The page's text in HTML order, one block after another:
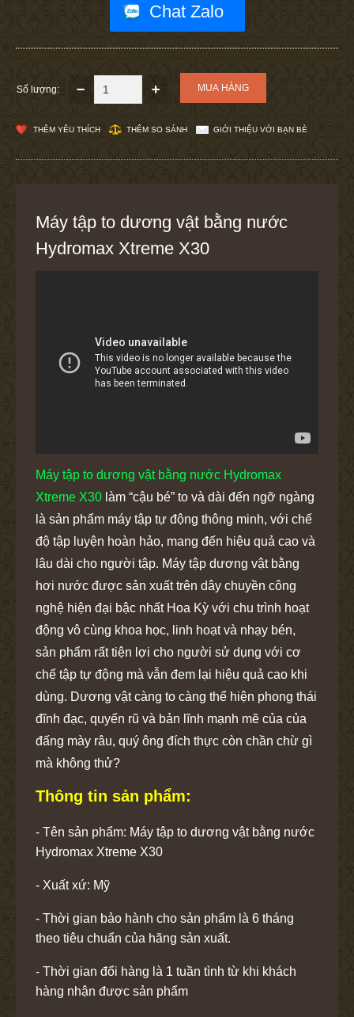
Chat Zalo
Số lượng:
THÊM YÊU THÍCH THÊM SO SÁNH GIỚI THIỆU VỚI BẠN BÈ
Máy tập to dương vật bằng nước
Hydromax Xtreme X30
Máy tập to dương vật bằng nước Hydromax
Xtreme X30 làm “cậu bé” to và dài đến ngỡ ngàng
là sản phẩm máy tập tự động thông minh, với chế
độ tập luyện hoàn hảo, mang đến hiệu quả cao và
lâu dài cho người tập. Máy tập dương vật bằng
hơi nước được sản xuất trên dây chuyền công
nghệ hiện đại bậc nhất Hoa Kỳ với chu trình hoạt
động vô cùng khoa học, linh hoạt và nhạy bén,
sản phẩm rất tiện lợi cho người sử dụng với cơ
chế tập tự động mà vẫn đem lại hiệu quả cao khi
dùng. Dương vật càng to càng thể hiện phong thái
đĩnh đạc, quyến rũ và bản lĩnh mạnh mẽ của của
đấng mày râu, quý ông đích thực còn chần chừ gì
mà không thử?
Thông tin sản phẩm:
- Tên sản phẩm: Máy tập to dương vật bằng nước
Hydromax Xtreme X30
- Xuất xứ: Mỹ
- Thời gian bảo hành cho sản phẩm là 6 tháng
theo tiêu chuẩn của hãng sản xuất.
- Thời gian đổi hàng là 1 tuần tình từ khi khách
hàng nhận được sản phẩm